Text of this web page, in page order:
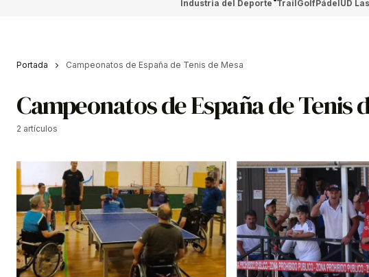
Industria del Deporte TrailGolfPádelUD
Portada Campeonatos de España de Tenis de Mesa
Campeonatos de España de Tenis
2 artículos